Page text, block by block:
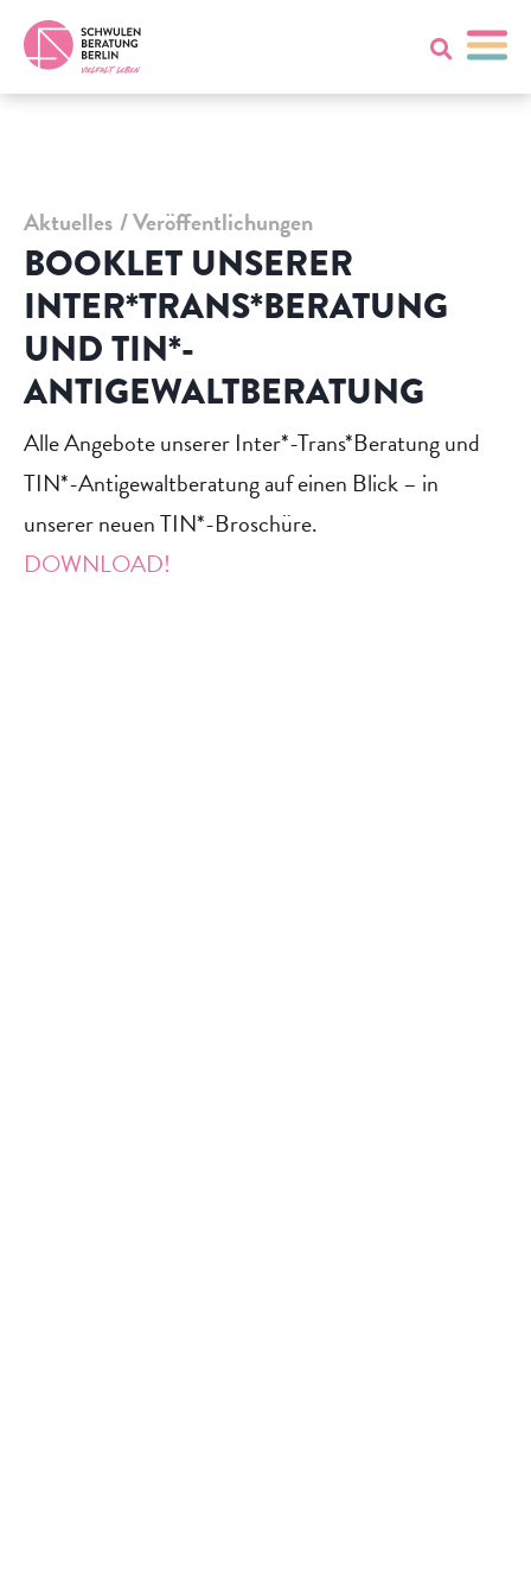
Aktuelles Veröffentlichungen
BOOKLET UNSERER
INTER*TRANS*BERATUNG
UND TIN*-
ANTIGEWALTBERATUNG
Alle Angebote unserer Inter*-Trans*Beratung und
TIN*-Antigewaltberatung auf einen Blick – in
unserer neuen TIN*-Broschüre.
DOWNLOAD!